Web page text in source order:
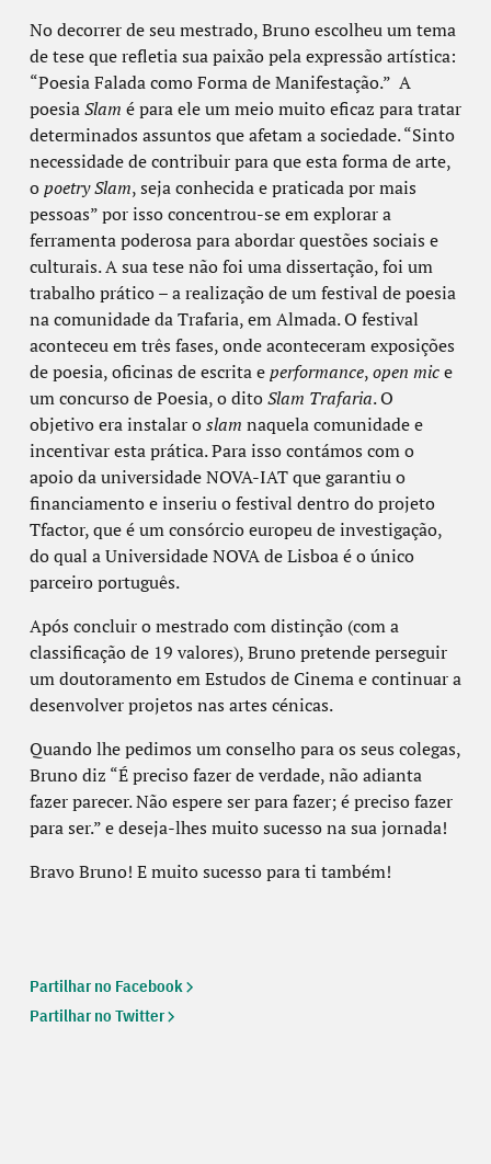
No decorrer de seu mestrado, Bruno escolheu um tema
de tese que refletia sua paixão pela expressão artística:
“Poesia Falada como Forma de Manifestação.” A
poesiaSlam é para ele um meio muito eficaz para tratar
determinados assuntos que afetam a sociedade. “Sinto
necessidade de contribuir para que esta forma de arte,
opoetry Slam, seja conhecida e praticada por mais
pessoas” por isso concentrou-se em explorar a
ferramenta poderosa para abordar questões sociais e
culturais. A sua tese não foi uma dissertação, foi um
trabalho prático – a realização de um festival de poesia
na comunidade da Trafaria, em Almada. O festival
aconteceu em três fases, onde aconteceram exposições
de poesia, oficinas de escrita eperformance,open mice
um concurso de Poesia, o ditoSlam Trafaria. O
objetivo era instalar oslam naquela comunidade e
incentivar esta prática. Para isso contámos com o
apoio da universidade NOVA-IAT que garantiu o
financiamento e inseriu o festival dentro do projeto
Tfactor, que é um consórcio europeu de investigação,
do qual a Universidade NOVA de Lisboa é o único
parceiro português.
Após concluir o mestrado com distinção (com a
classificação de 19 valores), Bruno pretende perseguir
um doutoramento em Estudos de Cinema e continuar a
desenvolver projetos nas artes cénicas.
Quando lhe pedimos um conselho para os seus colegas,
Bruno diz “É preciso fazer de verdade, não adianta
fazer parecer. Não espere ser para fazer; é preciso fazer
para ser.” e deseja-lhes muito sucesso na sua jornada!
Bravo Bruno! E muito sucesso para ti também!
Partilhar no Facebook
Partilhar no Twitter